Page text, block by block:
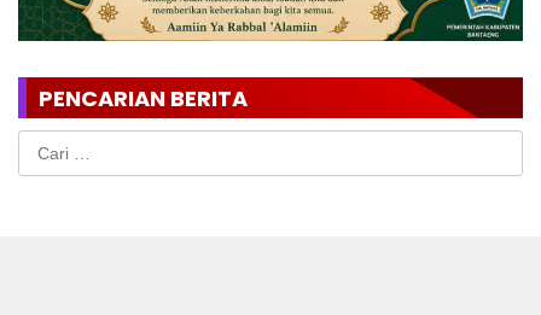
PENCARIAN BERITA
Cari
untuk: